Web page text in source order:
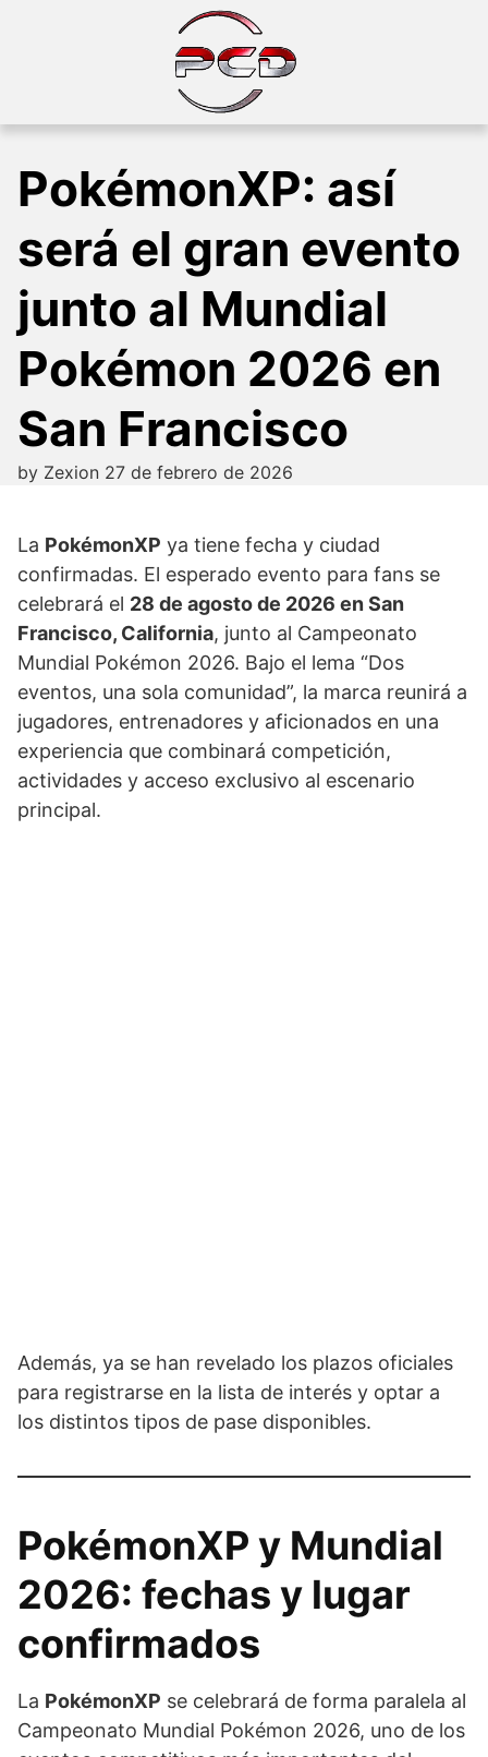
PokémonXP: así
será el gran evento
junto al Mundial
Pokémon 2026 en
San Francisco
by Zexion 27 de febrero de 2026
La PokémonXP ya tiene fecha y ciudad
confirmadas. El esperado evento para fans se
celebrará el 28 de agosto de 2026 en San
Francisco, California, junto al Campeonato
Mundial Pokémon 2026. Bajo el lema “Dos
eventos, una sola comunidad”, la marca reunirá a
jugadores, entrenadores y aficionados en una
experiencia que combinará competición,
actividades y acceso exclusivo al escenario
principal.
Además, ya se han revelado los plazos oficiales
para registrarse en la lista de interés y optar a
los distintos tipos de pase disponibles.
PokémonXP y Mundial
2026: fechas y lugar
confirmados
La PokémonXP se celebrará de forma paralela al
Campeonato Mundial Pokémon 2026, uno de los